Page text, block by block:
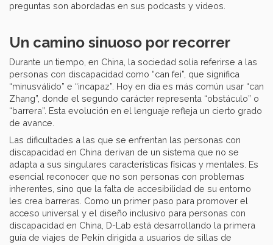
preguntas son abordadas en sus podcasts y videos.
Un camino sinuoso por recorrer
Durante un tiempo, en China, la sociedad solía referirse a las
personas con discapacidad como “can fei”, que significa
“minusválido” e “incapaz”. Hoy en día es más común usar “can
Zhang”, donde el segundo carácter representa “obstáculo” o
“barrera”. Esta evolución en el lenguaje refleja un cierto grado
de avance.
Las dificultades a las que se enfrentan las personas con
discapacidad en China derivan de un sistema que no se
adapta a sus singulares características físicas y mentales. Es
esencial reconocer que no son personas con problemas
inherentes, sino que la falta de accesibilidad de su entorno
les crea barreras. Como un primer paso para promover el
acceso universal y el diseño inclusivo para personas con
discapacidad en China, D-Lab está desarrollando la primera
guía de viajes de Pekín dirigida a usuarios de sillas de